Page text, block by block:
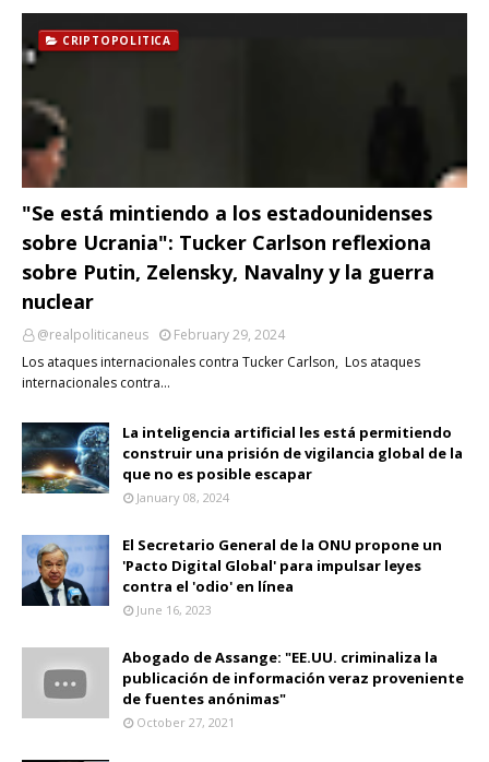
CRIPTOPOLITICA
"Se está mintiendo a los estadounidenses
sobre Ucrania": Tucker Carlson reflexiona
sobre Putin, Zelensky, Navalny y la guerra
nuclear
@realpoliticaneus
February 29, 2024
Los ataques internacionales contra Tucker Carlson, Los ataques
internacionales contra…
La inteligencia artificial les está permitiendo
construir una prisión de vigilancia global de la
que no es posible escapar
January 08, 2024
El Secretario General de la ONU propone un
'Pacto Digital Global' para impulsar leyes
contra el 'odio' en línea
June 16, 2023
Abogado de Assange: "EE.UU. criminaliza la
publicación de información veraz proveniente
de fuentes anónimas"
October 27, 2021